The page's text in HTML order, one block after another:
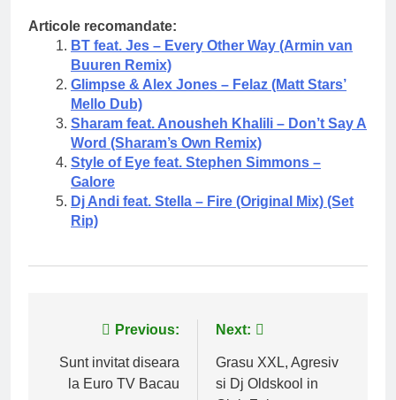
Articole recomandate:
BT feat. Jes – Every Other Way (Armin van
Buuren Remix)
Glimpse & Alex Jones – Felaz (Matt Stars’
Mello Dub)
Sharam feat. Anousheh Khalili – Don’t Say A
Word (Sharam’s Own Remix)
Style of Eye feat. Stephen Simmons –
Galore
Dj Andi feat. Stella – Fire (Original Mix) (Set
Rip)
Navigare
în
Previous:
Sunt invitat diseara
la Euro TV Bacau
Next:
Grasu XXL, Agresiv
si Dj Oldskool in